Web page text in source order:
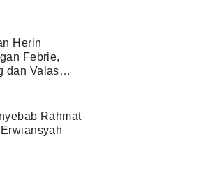
Herin
Febrie,
dan Valas
Rahmat